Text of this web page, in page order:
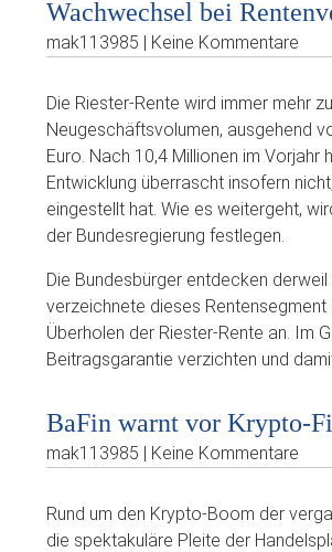
Wachwechsel bei
mak113985 | Keine Kommentare
Die Riester-Rente wird immer mehr
Neugeschäftsvolumen, ausgehend
Euro. Nach 10,4 Millionen im
Entwicklung überrascht insofern
eingestellt hat. Wie es weitergeht,
der Bundesregierung festlegen.
Die Bundesbürger entdecken
verzeichnete dieses
Überholen der Riester-Rente an. Im
Beitragsgarantie verzichten und
BaFin warnt vor Krypto-
mak113985 | Keine Kommentare
Rund um den Krypto-Boom der
die spektakuläre Pleite der